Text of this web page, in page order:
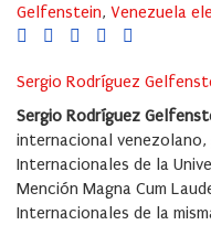
Gelfenstein, Venezuela
Sergio Rodríguez
Sergio Rodríguez
internacional venezolano,
Internacionales de la
Mención Magna Cum
Internacionales de la